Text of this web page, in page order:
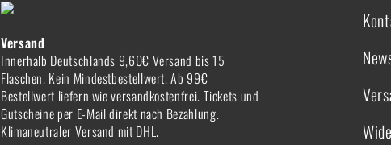
Versand
Innerhalb Deutschlands 9,60€ Versand bis 15
Flaschen. Kein Mindestbestellwert. Ab 99€
Bestellwert liefern wie versandkostenfrei. Tickets und
Gutscheine per E-Mail direkt nach Bezahlung.
Klimaneutraler Versand mit DHL.